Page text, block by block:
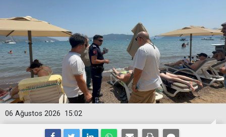
15:02
06 Ağustos 2026